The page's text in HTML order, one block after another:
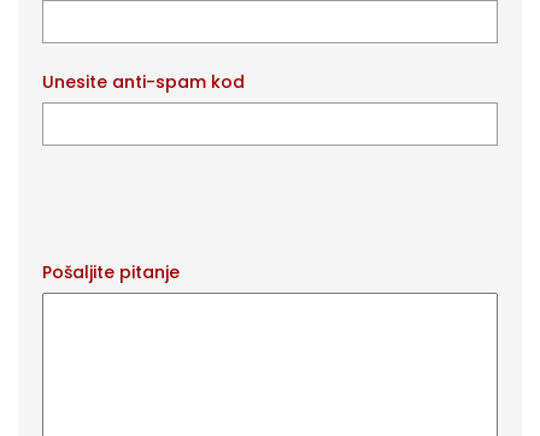
Unesite anti-spam kod
Pošaljite pitanje